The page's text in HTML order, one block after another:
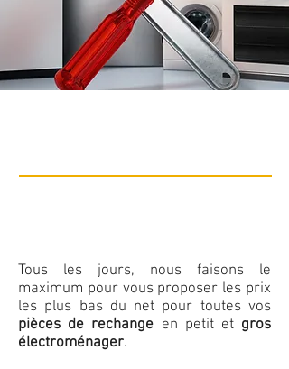
Tous les jours, nous faisons le
maximum pour vous proposer les prix
les plus bas du net pour toutes vos
pièces de rechange en petit et gros
électroménager.